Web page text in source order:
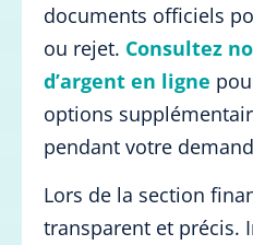
documents officiels
ou rejet. Consultez
d’argent en ligne
options
pendant votre
Lors de la section
transparent et précis.